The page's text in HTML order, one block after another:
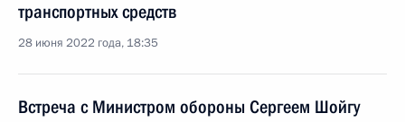
транспортных средств
28 июня 2022 года, 18:35
Встреча с Министром обороны Сергеем Шойгу